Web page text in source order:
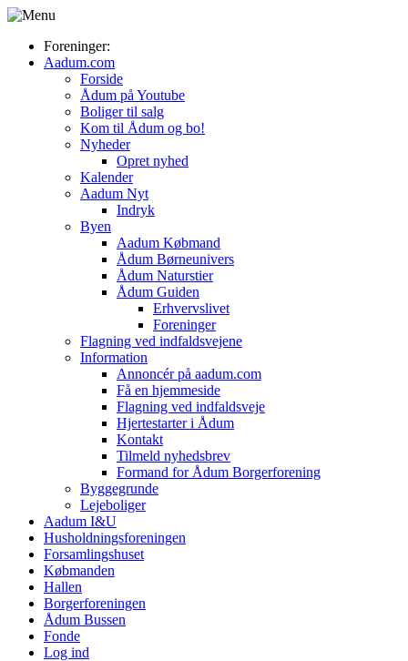
Foreninger:
Aadum.com
Forside
Ådum på Youtube
Boliger til salg
Kom til Ådum og bo!
Nyheder
Opret nyhed
Kalender
Aadum Nyt
Indryk
Byen
Aadum Købmand
Ådum Børneunivers
Ådum Naturstier
Ådum Guiden
Erhvervslivet
Foreninger
Flagning ved indfaldsvejene
Information
Annoncér på aadum.com
Få en hjemmeside
Flagning ved indfaldsveje
Hjertestarter i Ådum
Kontakt
Tilmeld nyhedsbrev
Formand for Ådum Borgerforening
Byggegrunde
Lejeboliger
Aadum I&U
Husholdningsforeningen
Forsamlingshuset
Købmanden
Hallen
Borgerforeningen
Ådum Bussen
Fonde
Log ind